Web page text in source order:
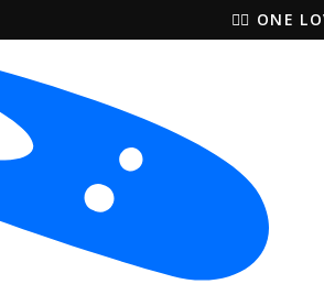
🚵‍♀️ ONE